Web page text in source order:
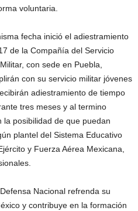
voluntaria.
fecha inició el adiestramiento
de la Compañía del Servicio
con sede en Puebla,
con su servicio militar jóvenes
adiestramiento de tiempo
tres meses y al termino
la posibilidad de que puedan
plantel del Sistema Educativo
y Fuerza Aérea Mexicana,
Nacional refrenda su
y contribuye en la formación